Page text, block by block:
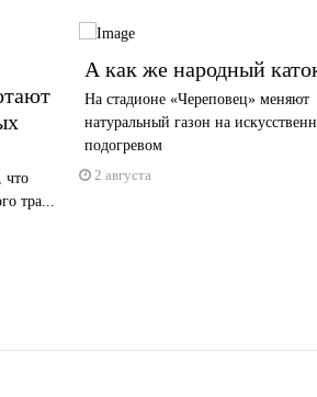
что
тра...
А как же народный
На стадионе «Череповец» меняют
натуральный газон на
подогревом
2 августа